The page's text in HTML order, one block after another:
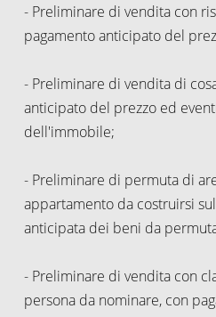
- Preliminare di vendita con
pagamento anticipato del
- Preliminare di vendita di
anticipato del prezzo ed
dell'immobile;
- Preliminare di permuta di
appartamento da costruirsi
anticipata dei beni da
- Preliminare di vendita con
persona da nominare, con